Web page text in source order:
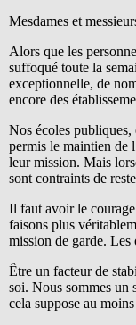
Mesdames et
Alors que les
suffoqué toute la
exceptionnelle, de
encore des
Nos écoles publiques,
permis le maintien de
leur mission. Mais
sont contraints de
Il faut avoir le
faisons plus
mission de garde. Les
Être un facteur de
soi. Nous sommes un
cela suppose au